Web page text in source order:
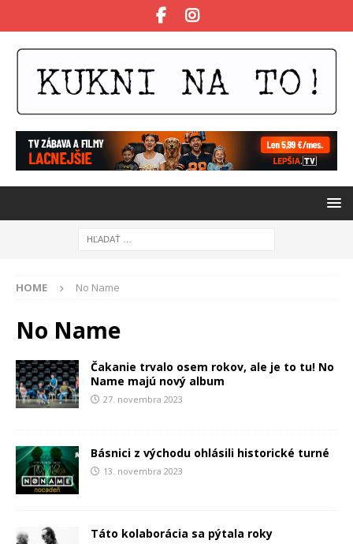
HOME No Name
No Name
Čakanie trvalo osem rokov, ale je to tu! No
Name majú nový album
27. novembra 2023
Básnici z východu ohlásili historické turné
13. novembra 2023
Táto kolaborácia sa pýtala roky